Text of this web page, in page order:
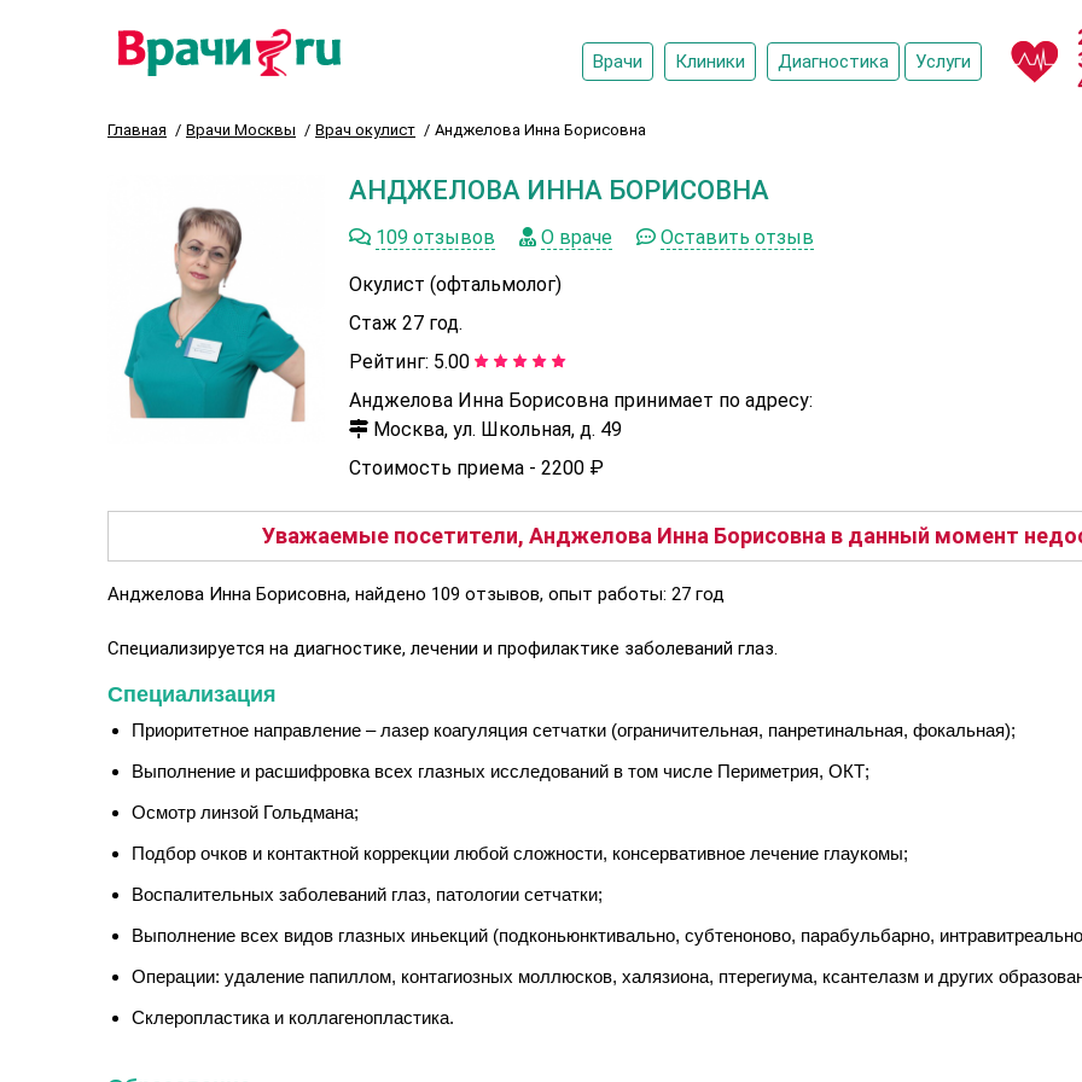
Врачи Клиники Диагностика Услуги
Главная Врачи Москвы Врач окулист Анджелова Инна Борисовна
АНДЖЕЛОВА ИННА БОРИСОВНА
109 отзывов О враче Оставить отзыв
Окулист (офтальмолог)
Стаж 27 год.
Рейтинг: 5.00
Анджелова Инна Борисовна принимает по адресу:
Москва, ул. Школьная, д. 49
Стоимость приема - 2200 ₽
Уважаемые посетители, Анджелова Инна Борисовна в данный момент
Анджелова Инна Борисовна, найдено 109 отзывов, опыт работы: 27 год
Специализируется на диагностике, лечении и профилактике заболеваний глаз.
Специализация
Приоритетное направление – лазер коагуляция сетчатки (ограничительная, панретинальная, фокальная);
Выполнение и расшифровка всех глазных исследований в том числе Периметрия, ОКТ;
Осмотр линзой Гольдмана;
Подбор очков и контактной коррекции любой сложности, консервативное лечение глаукомы;
Воспалительных заболеваний глаз, патологии сетчатки;
Выполнение всех видов глазных иньекций (подконьюнктивально, субтеноново, парабульбарно,
Операции: удаление папиллом, контагиозных моллюсков, халязиона, птерегиума, ксантелазм и других
Склеропластика и коллагенопластика.